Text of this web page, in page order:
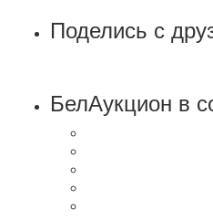
Поделись с
БелАукцион в